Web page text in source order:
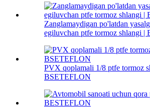
Zanglamaydigan po'latdan
egiluvchan ptfe tormoz shlangi |
PVX qoplamali 1/8 ptfe tormoz
BSETEFLON